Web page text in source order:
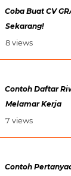
Coba Buat CV
Sekarang!
8 views
Contoh Daftar
Melamar Kerja
7 views
Contoh